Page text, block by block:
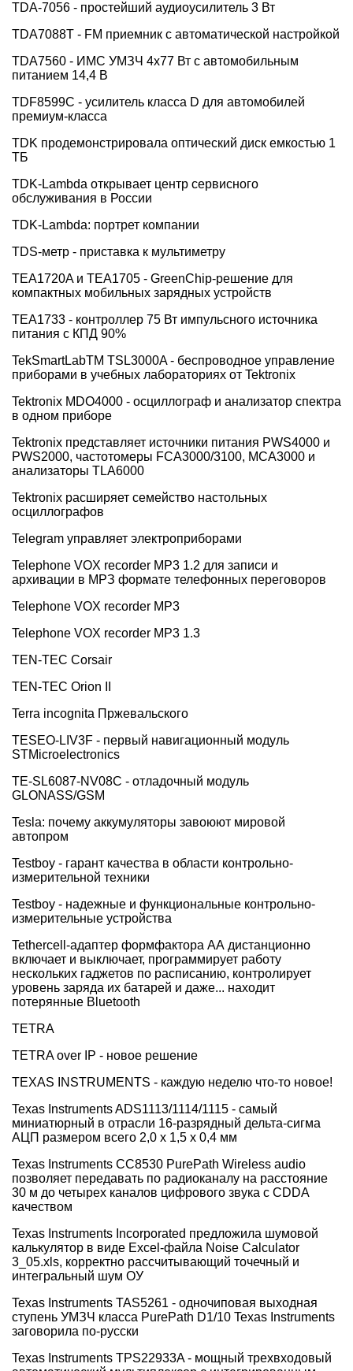
TDA-7056 - простейший аудиоусилитель 3 Вт
TDA7088T - FM приемник с автоматической настройкой
TDA7560 - ИМС УМЗЧ 4x77 Вт с автомобильным
питанием 14,4 В
TDF8599C - усилитель класса D для автомобилей
премиум-класса
TDK продемонстрировала оптический диск емкостью 1
ТБ
TDK-Lambda открывает центр сервисного
обслуживания в России
TDK-Lambda: портрет компании
TDS-метр - приставка к мультиметру
TEA1720A и TEA1705 - GreenChip-решение для
компактных мобильных зарядных устройств
TEA1733 - контроллер 75 Вт импульсного источника
питания с КПД 90%
TekSmartLabTM TSL3000A - беспроводное управление
приборами в учебных лабораториях от Tektronix
Tektronix MDO4000 - осциллограф и анализатор спектра
в одном приборе
Tektronix представляет источники питания PWS4000 и
PWS2000, частотомеры FCA3000/3100, MCA3000 и
анализаторы TLA6000
Tektronix расширяет семейство настольных
осциллографов
Telegram управляет электроприборами
Telephone VOX recorder MP3 1.2 для записи и
архивации в МРЗ формате телефонных переговоров
Telephone VOX recorder МР3
Telephone VOX recorder МР3 1.3
TEN-TEC Corsair
TEN-TEC Orion II
Terra incognita Пржевальского
TESEO-LIV3F - первый навигационный модуль
STMicroelectronics
TE-SL6087-NV08C - отладочный модуль
GLONASS/GSM
Tesla: почему аккумуляторы завоюют мировой
автопром
Testboy - гарант качества в области контрольно-
измерительной техники
Testboy - надежные и функциональные контрольно-
измерительные устройства
Tethercell-адаптер формфактора АА дистанционно
включает и выключает, программирует работу
нескольких гаджетов по расписанию, контролирует
уровень заряда их батарей и даже... находит
потерянные Bluetooth
TETRA
TETRA over IP - новое решение
TEXAS INSTRUMENTS - каждую неделю что-то новое!
Texas Instruments ADS1113/1114/1115 - самый
миниатюрный в отрасли 16-разрядный дельта-сигма
АЦП размером всего 2,0 x 1,5 x 0,4 мм
Texas Instruments CC8530 PurePath Wireless audio
позволяет передавать по радиоканалу на расстояние
30 м до четырех каналов цифрового звука с CDDA
качеством
Texas Instruments Incorporated предложила шумовой
калькулятор в виде Excel-файла Noise Calculator
3_05.xls, корректно рассчитывающий точечный и
интегральный шум ОУ
Texas Instruments TAS5261 - одночиповая выходная
ступень УМЗЧ класса PurePath D1/10 Texas Instruments
заговорила по-русски
Texas Instruments TPS22933A - мощный трехвходовый